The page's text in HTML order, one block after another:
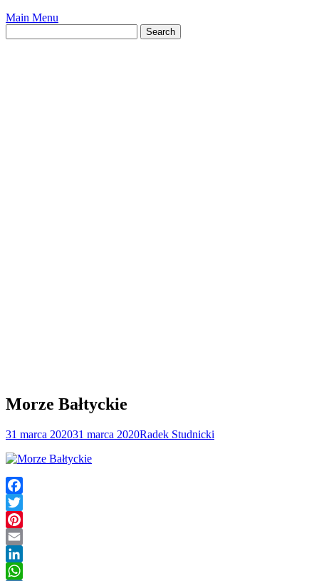
Main Menu
Morze Bałtyckie
31 marca 202031 marca 2020Radek Studnicki
Facebook
Twitter
Pinterest
Email
LinkedIn